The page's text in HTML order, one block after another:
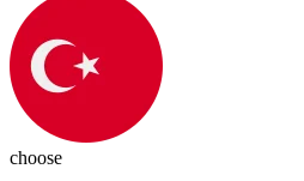
choose